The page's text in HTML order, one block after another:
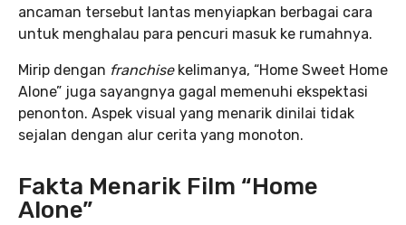
ancaman tersebut lantas menyiapkan berbagai cara
untuk menghalau para pencuri masuk ke rumahnya.
Mirip dengan franchisekelimanya, “Home Sweet Home
Alone” juga sayangnya gagal memenuhi ekspektasi
penonton. Aspek visual yang menarik dinilai tidak
sejalan dengan alur cerita yang monoton.
Fakta Menarik Film “Home
Alone”